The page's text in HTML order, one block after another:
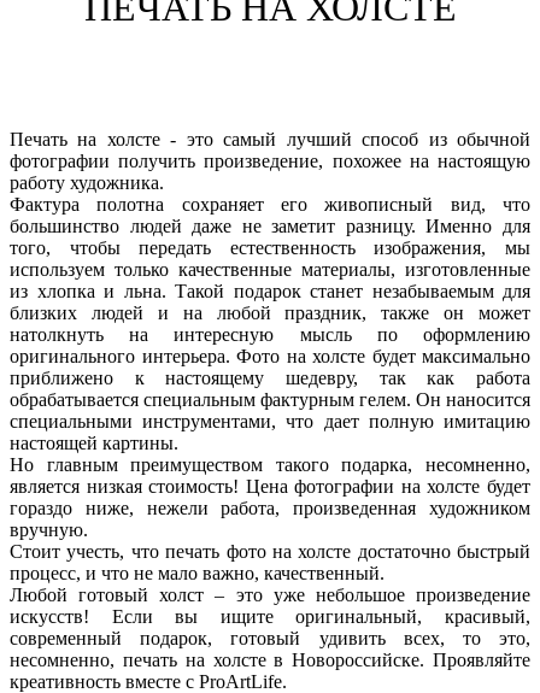
Печать на холсте - это самый лучший способ из обычной
фотографии получить произведение, похожее на настоящую
работу художника.
Фактура полотна сохраняет его живописный вид, что
большинство людей даже не заметит разницу. Именно для
того, чтобы передать естественность изображения, мы
используем только качественные материалы, изготовленные
из хлопка и льна. Такой подарок станет незабываемым для
близких людей и на любой праздник, также он может
натолкнуть на интересную мысль по оформлению
оригинального интерьера. Фото на холсте будет максимально
приближено к настоящему шедевру, так как работа
обрабатывается специальным фактурным гелем. Он наносится
специальными инструментами, что дает полную имитацию
настоящей картины.
Но главным преимуществом такого подарка, несомненно,
является низкая стоимость! Цена фотографии на холсте будет
гораздо ниже, нежели работа, произведенная художником
вручную.
Стоит учесть, что печать фото на холсте достаточно быстрый
процесс, и что не мало важно, качественный.
Любой готовый холст – это уже небольшое произведение
искусств! Если вы ищите оригинальный, красивый,
современный подарок, готовый удивить всех, то это,
несомненно, печать на холсте в Новороссийске. Проявляйте
креативность вместе с ProArtLife.